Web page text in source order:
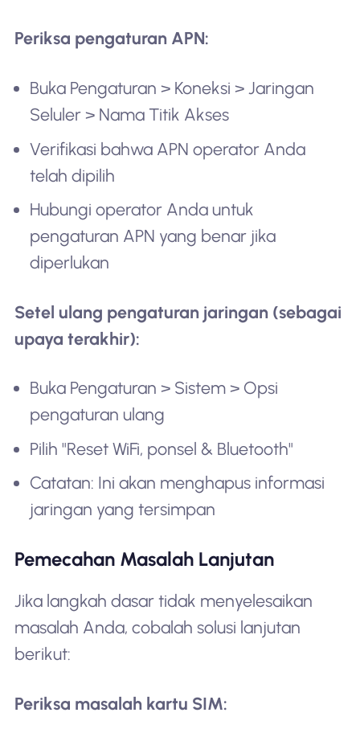
Periksa pengaturan APN:
Buka Pengaturan > Koneksi > Jaringan
Seluler > Nama Titik Akses
Verifikasi bahwa APN operator Anda
telah dipilih
Hubungi operator Anda untuk
pengaturan APN yang benar jika
diperlukan
Setel ulang pengaturan jaringan (sebagai
upaya terakhir):
Buka Pengaturan > Sistem > Opsi
pengaturan ulang
Pilih "Reset WiFi, ponsel & Bluetooth"
Catatan: Ini akan menghapus informasi
jaringan yang tersimpan
Pemecahan Masalah Lanjutan
Jika langkah dasar tidak menyelesaikan
masalah Anda, cobalah solusi lanjutan
berikut:
Periksa masalah kartu SIM: